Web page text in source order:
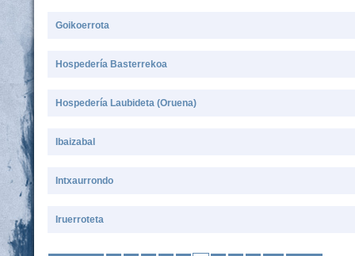
Goikoerrota
Hospedería Basterrekoa
Hospedería Laubideta (Oruena)
Ibaizabal
Intxaurrondo
Iruerroteta